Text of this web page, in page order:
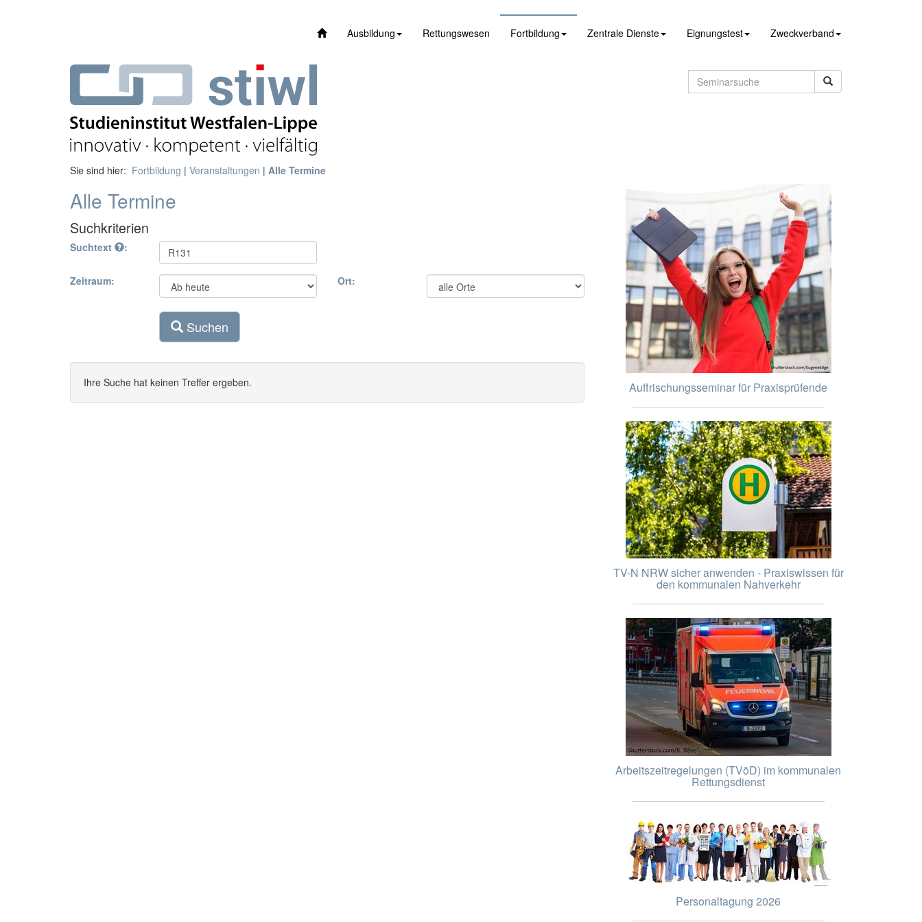
Ausbildung Rettungswesen Fortbildung Zentrale Dienste Eignungstest Zweckverband
Sie sind hier: Fortbildung | Veranstaltungen | Alle Termine
Alle Termine
Suchkriterien
Suchtext :
Zeitraum: Ort:
Suchen
Ihre Suche hat keinen Treffer ergeben. Auffrischungsseminar für Praxisprüfende
TV-N NRW sicher anwenden - Praxiswissen für
den kommunalen Nahverkehr
Arbeitszeitregelungen (TVöD) im kommunalen
Rettungsdienst
Personaltagung 2026